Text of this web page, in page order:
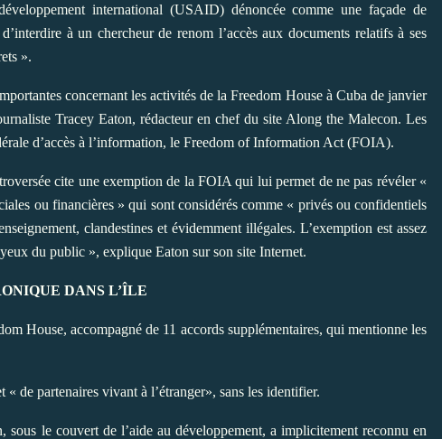
international (USAID) dénoncée comme une façade de
à un chercheur de renom l’accès aux documents relatifs à ses
».
concernant les activités de la Freedom House à Cuba de janvier
Tracey Eaton, rédacteur en chef du site Along the Malecon. Les
d’accès à l’information, le Freedom of Information Act (FOIA).
cite une exemption de la FOIA qui lui permet de ne pas révéler «
ou financières » qui sont considérés comme « privés ou confidentiels
clandestines et évidemment illégales. L’exemption est assez
du public », explique Eaton sur son site Internet.
DANS L’ÎLE
House, accompagné de 11 accords supplémentaires, qui mentionne les
de partenaires vivant à l’étranger», sans les identifier.
sous le couvert de l’aide au développement, a implicitement reconnu en